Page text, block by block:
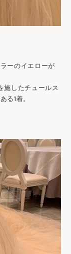
ーのイエローが
施したチュールス
る1着。